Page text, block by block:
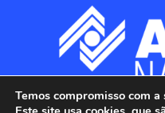
Temos compromisso com